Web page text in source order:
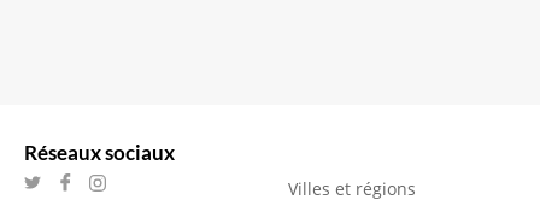
Réseaux sociaux
Villes et régions